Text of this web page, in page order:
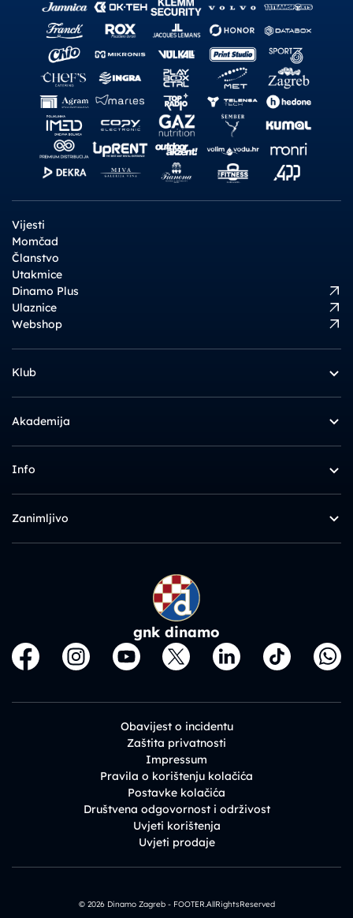
Vijesti
Momčad
Članstvo
Utakmice
Dinamo Plus
Ulaznice
Webshop
Klub
Akademija
Info
Zanimljivo
gnk dinamo
Obavijest o incidentu
Zaštita privatnosti
Impressum
Pravila o korištenju kolačića
Postavke kolačića
Društvena odgovornost i održivost
Uvjeti korištenja
Uvjeti prodaje
© 2026 Dinamo Zagreb - FOOTER.AllRightsReserved